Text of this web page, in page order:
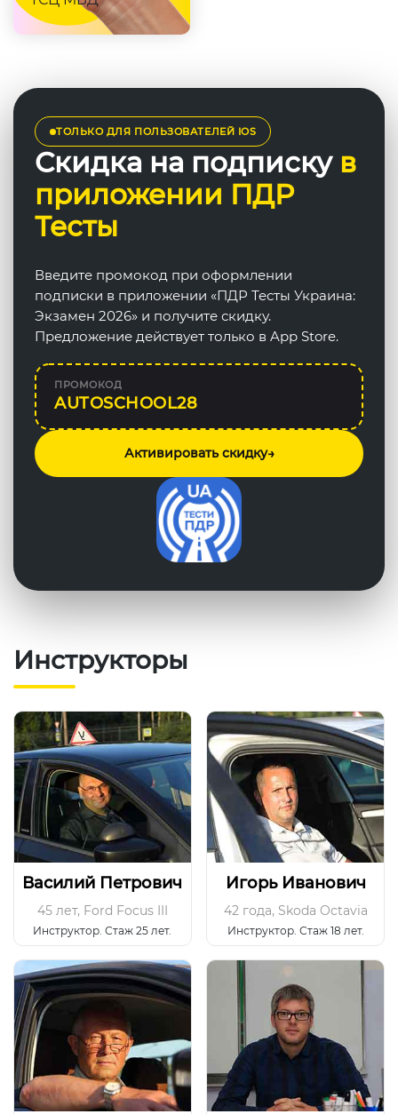
ТОЛЬКО ДЛЯ ПОЛЬЗОВАТЕЛЕЙ IOS
Скидка на подписку в
приложении ПДР
Тесты
Введите промокод при оформлении
подписки в приложении «ПДР Тесты Украина:
Экзамен 2026» и получите скидку.
Предложение действует только в App Store.
ПРОМОКОД
AUTOSCHOOL28
Активировать скидку→
Инструкторы
Василий Петрович
45 лет, Ford Focus III
Инструктор. Стаж 25 лет.
Игорь Иванович
42 года, Skoda Octavia
Инструктор. Стаж 18 лет.